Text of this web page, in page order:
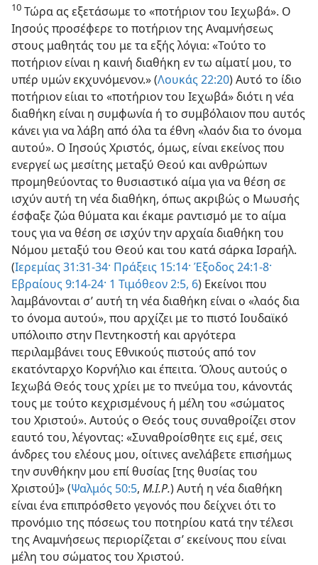
10 Τώρα ας εξετάσωμε το «ποτήριον του Ιεχωβά». Ο
Ιησούς προσέφερε το ποτήριον της Αναμνήσεως
στους μαθητάς του με τα εξής λόγια: «Τούτο το
ποτήριον είναι η καινή διαθήκη εν τω αίματί μου, το
υπέρ υμών εκχυνόμενον.» (Λουκάς 22:20) Αυτό το ίδιο
ποτήριον είιαι το «ποτήριον του Ιεχωβά» διότι η νέα
διαθήκη είναι η συμφωνία ή το συμβόλαιον που αυτός
κάνει για να λάβη από όλα τα έθνη «λαόν δια το όνομα
αυτού». Ο Ιησούς Χριστός, όμως, είναι εκείνος που
ενεργεί ως μεσίτης μεταξύ Θεού και ανθρώπων
προμηθεύοντας το θυσιαστικό αίμα για να θέση σε
ισχύν αυτή τη νέα διαθήκη, όπως ακριβώς ο Μωυσής
έσφαξε ζώα θύματα και έκαμε ραντισμό με το αίμα
τους για να θέση σε ισχύν την αρχαία διαθήκη του
Νόμου μεταξύ του Θεού και του κατά σάρκα Ισραήλ.
(Ιερεμίας 31:31-34· Πράξεις 15:14· Έξοδος 24:1-8·
Εβραίους 9:14-24· 1 Τιμόθεον 2:5, 6) Εκείνοι που
λαμβάνονται σ’ αυτή τη νέα διαθήκη είναι ο «λαός δια
το όνομα αυτού», που αρχίζει με το πιστό Ιουδαϊκό
υπόλοιπο στην Πεντηκοστή και αργότερα
περιλαμβάνει τους Εθνικούς πιστούς από τον
εκατόνταρχο Κορνήλιο και έπειτα. Όλους αυτούς ο
Ιεχωβά Θεός τους χρίει με το πνεύμα του, κάνοντάς
τους με τούτο κεχρισμένους ή μέλη του «σώματος
του Χριστού». Αυτούς ο Θεός τους συναθροίζει στον
εαυτό του, λέγοντας: «Συναθροίσθητε εις εμέ, σεις
άνδρες του ελέους μου, οίτινες ανελάβετε επισήμως
την συνθήκην μου επί θυσίας [της θυσίας του
Χριστού]» (Ψαλμός 50:5, Μ.Ι.Ρ.) Αυτή η νέα διαθήκη
είναι ένα επιπρόσθετο γεγονός που δείχνει ότι το
προνόμιο της πόσεως του ποτηρίου κατά την τέλεσι
της Αναμνήσεως περιορίζεται σ’ εκείνους που είναι
μέλη του σώματος του Χριστού.